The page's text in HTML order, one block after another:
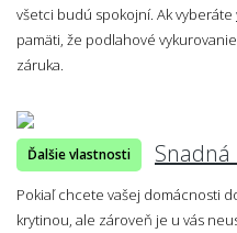
všetci budú spokojní. Ak vyberáte
pamäti, že podlahové
záruka.
Ďalšie vlastnosti
Pokiaľ chcete vašej domácnosti
krytinou, ale zároveň je u vás